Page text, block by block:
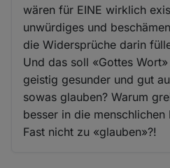
wären für EINE wirklich
unwürdiges und
die Widersprüche darin
Und das soll «Gottes
geistig gesunder und gut
sowas glauben? Warum
besser in die
Fast nicht zu «glauben»?!